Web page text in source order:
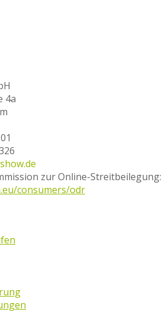
4a
zur Online-Streitbeilegung:
consumers/odr